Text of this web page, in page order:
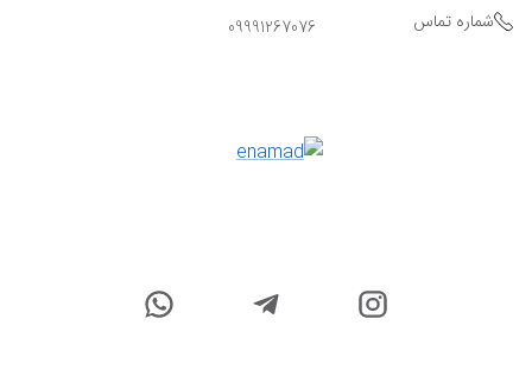
شماره تماس 09991267076